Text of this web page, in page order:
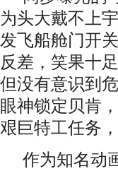
为头大戴不上
发飞船舱门开
反差，笑果十
但没有意识到
眼神锁定贝肯
艰巨特工任务
作为知名动